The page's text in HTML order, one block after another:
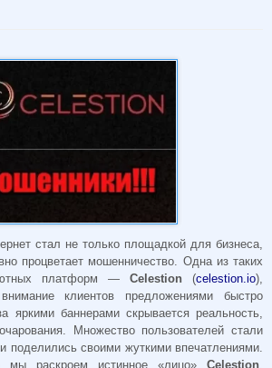
стал не только площадкой для бизнеса,
процветает мошенничество. Одна из таких
платформ — Celestion (celestion.io),
клиентов предложениями быстро
яркими баннерами скрывается реальность,
Множество пользователей стали
поделились своими жуткими впечатлениями.
мы раскроем истинное «лицо» Celestion